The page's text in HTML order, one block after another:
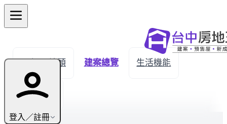
登入／註冊
← 返回埤頭 建案總覽 生活機能
實價登錄